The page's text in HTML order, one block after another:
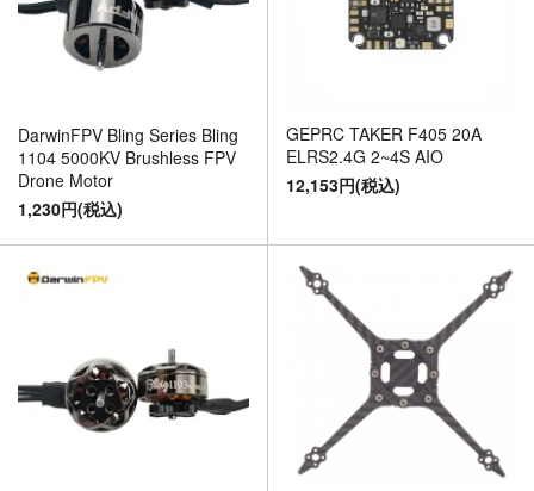
DarwinFPV Bling Series Bling
1104 5000KV Brushless FPV
Drone Motor
1,230円(税込)
GEPRC TAKER F405 20A
ELRS2.4G 2~4S AIO
12,153円(税込)